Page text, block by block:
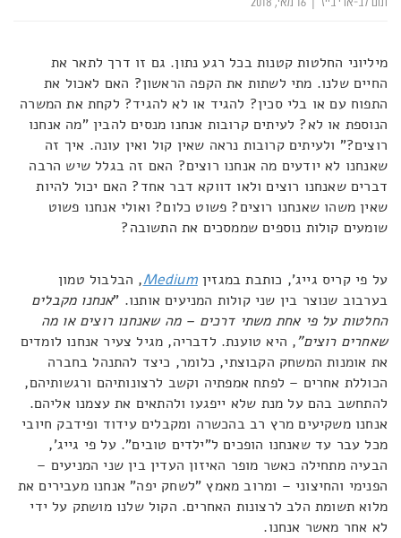
מיליוני החלטות קטנות בכל רגע נתון. גם זו דרך לתאר את
החיים שלנו. מתי לשתות את הקפה הראשון? האם לאכול את
התפוח עם או בלי סכין? להגיד או לא להגיד? לקחת את המשרה
הנוספת או לא? לעיתים קרובות אנחנו מנסים להבין "מה אנחנו
רוצים?" ולעיתים קרובות נראה שאין קול ואין עונה. איך זה
שאנחנו לא יודעים מה אנחנו רוצים? האם זה בגלל שיש הרבה
דברים שאנחנו רוצים ולאו דווקא דבר אחד? האם יכול להיות
שאין משהו שאנחנו רוצים? פשוט כלום? ואולי אנחנו פשוט
שומעים קולות נוספים שממסכים את התשובה?
על פי קריס גייג', כותבת במגזיןMedium, הבלבול טמון
בערבוב שנוצר בין שני קולות המניעים אותנו. "אנחנו מקבלים
החלטות על פי אחת משתי דרכים – מה שאנחנו רוצים או מה
שאחרים רוצים", היא טוענת. לדבריה, מגיל צעיר אנחנו לומדים
את אומנות המשחק הקבוצתי, כלומר, כיצד להתנהל בחברה
הכוללת אחרים – לפתח אמפתיה וקשב לרצונותיהם ורגשותיהם,
להתחשב בהם על מנת שלא ייפגעו ולהתאים את עצמנו אליהם.
אנחנו משקיעים מרץ רב בהכשרה ומקבלים עידוד ופידבק חיובי
מכל עבר עד שאנחנו הופכים ל"ילדים טובים". על פי גייג',
הבעיה מתחילה כאשר מופר האיזון העדין בין שני המניעים –
הפנימי והחיצוני – ומרוב מאמץ "לשחק יפה" אנחנו מעבירים את
מלוא תשומת הלב לרצונות האחרים. הקול שלנו מושתק על ידי
לא אחר מאשר אנחנו.